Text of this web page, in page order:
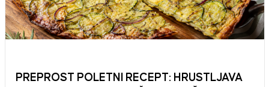
PREPROST POLETNI RECEPT: HRUSTLJAVA